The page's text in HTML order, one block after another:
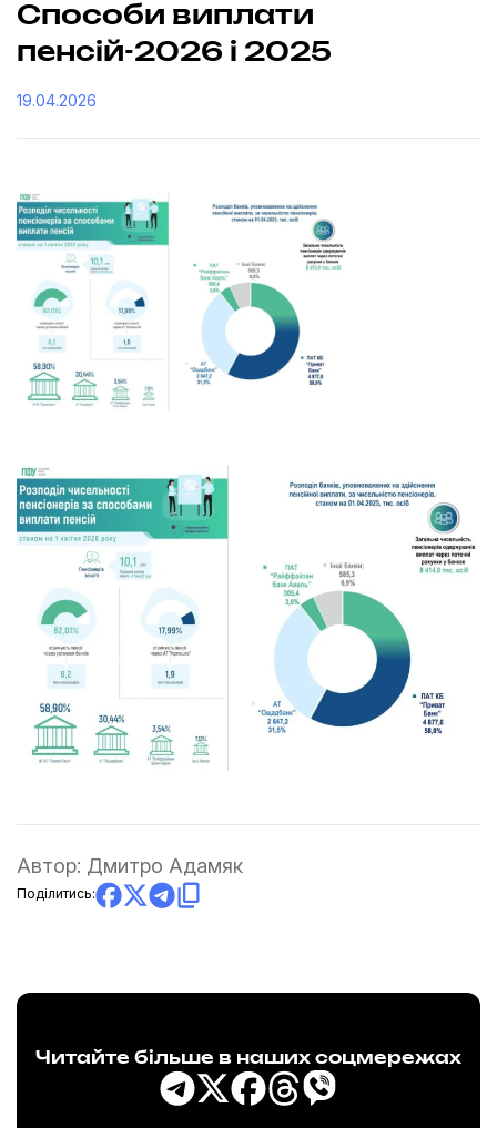
Способи виплати
пенсій-2026 і 2025
19.04.2026
Автор: Дмитро Адамяк
Поділитись:
Читайте більше в наших соцмережах